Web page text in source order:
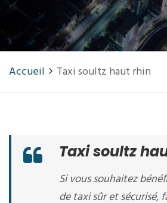
Accueil Taxi soultz haut rhin
Taxi soultz
Si vous souhaitez
de taxi sûr et sécurisé,